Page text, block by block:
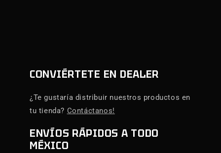
CONVIÉRTETE EN DEALER
¿Te gustaría distribuir nuestros productos en
tu tienda? Contáctanos!
ENVÍOS RÁPIDOS A TODO
MÉXICO